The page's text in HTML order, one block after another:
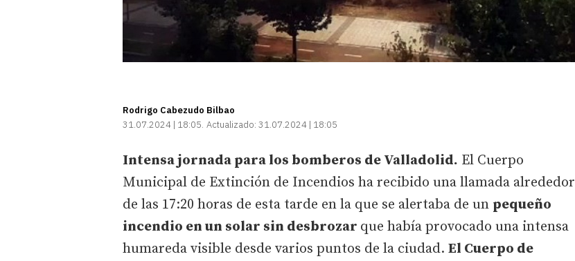
Rodrigo Cabezudo Bilbao
31.07.2024 | 18:05 Actualizado: 31.07.2024 | 18:05
Intensa jornada para los bomberos de Valladolid. El Cuerpo
Municipal de Extinción de Incendios ha recibido una llamada alrededor
de las 17:20 horas de esta tarde en la que se alertaba de un pequeño
incendio en un solar sin desbrozar que había provocado una intensa
humareda visible desde varios puntos de la ciudad. El Cuerpo de